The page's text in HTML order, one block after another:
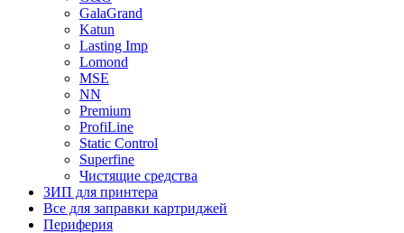
GalaGrand
Katun
Lasting Imp
Lomond
MSE
NN
Premium
ProfiLine
Static Control
Superfine
Чистящие средства
ЗИП для принтера
Все для заправки картриджей
Периферия